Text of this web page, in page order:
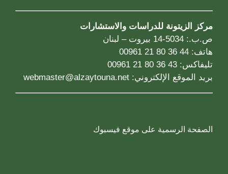
مركز الزيتونة للدراسات والاستشارات
ص.ب.: 5034-14 بيروت – لبنان
هاتف: 44 36 80 21 00961
تليفاكس: 43 36 80 21 00961
بريد الموقع الإلكتروني: webmaster@alzaytouna.net
الصفحة الرسمية على موقع فيسبوك